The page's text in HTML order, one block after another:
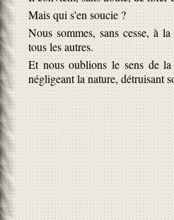
Mais qui s'en soucie ?
Nous sommes, sans cesse, à
tous les autres.
Et nous oublions le sens de
négligeant la nature, détruisant